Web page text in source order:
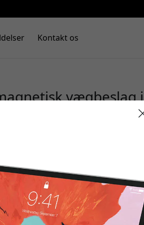
Kontakt os
vægbeslag i
- Sølv
ved kassen for at få 15% rabat.